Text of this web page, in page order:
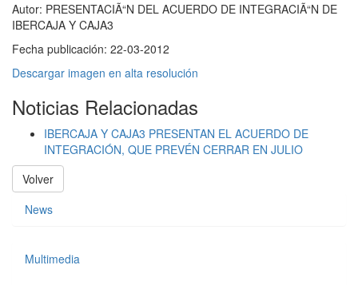
Autor: PRESENTACIÃ“N DEL ACUERDO DE INTEGRACIÃ“N DE
IBERCAJA Y CAJA3
Fecha publicación: 22-03-2012
Descargar imagen en alta resolución
Noticias Relacionadas
IBERCAJA Y CAJA3 PRESENTAN EL ACUERDO DE
INTEGRACIÓN, QUE PREVÉN CERRAR EN JULIO
Volver
News
Multimedia